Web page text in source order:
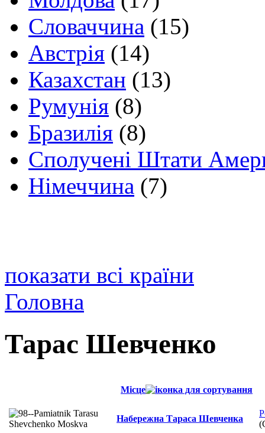
Словаччина (15)
Австрія (14)
Казахстан (13)
Румунія (8)
Бразилія (8)
Сполучені Штати
Німеччина (7)
показати всі країни
Головна
Тарас Шевченко
Місце
Набережна Тараса Шевченка